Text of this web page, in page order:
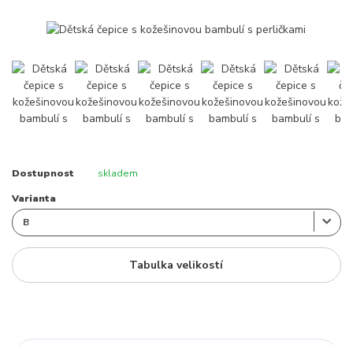
Dostupnost skladem
Varianta
Tabulka velikostí